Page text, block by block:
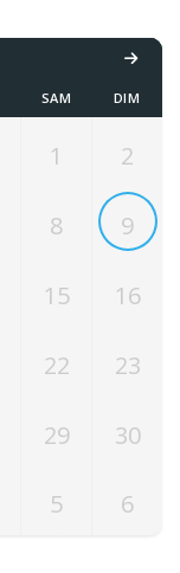
SAM DIM
1 2
8 9
15 16
22 23
29 30
5 6